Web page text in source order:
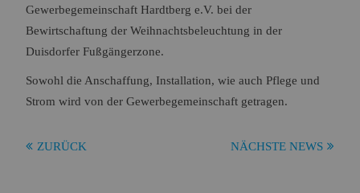
Gewerbegemeinschaft Hardtberg e.V. bei der
Bewirtschaftung der Weihnachtsbeleuchtung in der
Duisdorfer Fußgängerzone.
Sowohl die Anschaffung, Installation, wie auch Pflege und
Strom wird von der Gewerbegemeinschaft getragen.
ZURÜCK NÄCHSTE NEWS
Marketing (0)